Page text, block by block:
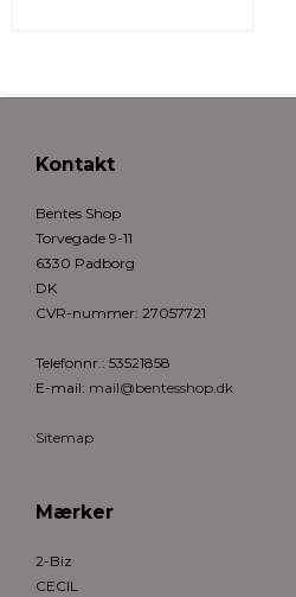
Kontakt
Bentes Shop
Torvegade 9-11
6330 Padborg
DK
CVR-nummer: 27057721
Telefonnr.: 53521858
E-mail: mail@bentesshop.dk
Sitemap
Mærker
2-Biz
CECIL